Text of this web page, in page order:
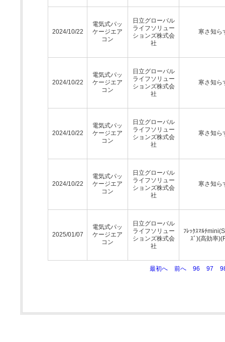
2024/10/22
電気式パッ
ケージエア
コン
日立グローバル
ライフソリュー
ションズ株式会
社
寒さ知ら
2024/10/22
電気式パッ
ケージエア
コン
日立グローバル
ライフソリュー
ションズ株式会
社
寒さ知ら
2024/10/22
電気式パッ
ケージエア
コン
日立グローバル
ライフソリュー
ションズ株式会
社
寒さ知ら
2024/10/22
電気式パッ
ケージエア
コン
日立グローバル
ライフソリュー
ションズ株式会
社
寒さ知ら
2025/01/07
電気式パッ
ケージエア
コン
日立グローバル
ライフソリュー
ションズ株式会
社
ﾌﾚｯｸｽﾏﾙﾁ
ｽﾞ)(高効率
最初へ 前へ 96 97